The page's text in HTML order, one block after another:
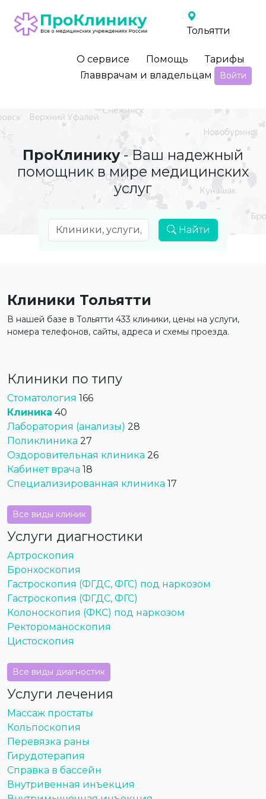
Тольятти
О сервисе Помощь
Тарифы
Главврачам и владельцам
Войти
ПроКлинику- Ваш надежный
помощник в мире медицинских
услуг
Найти
Клиники Тольятти
В нашей базе в Тольятти 433 клиники, цены на услуги,
номера телефонов, сайты, адреса и схемы проезда.
Клиники по типу
Стоматология 166
Клиника 40
Лаборатория (анализы) 28
Поликлиника 27
Оздоровительная клиника 26
Кабинет врача 18
Специализированная клиника 17
Все виды клиник
Услуги диагностики
Артроскопия
Бронхоскопия
Гастроскопия (ФГДС, ФГС) под наркозом
Гастроскопия (ФГДС, ФГС)
Колоноскопия (ФКС) под наркозом
Ректороманоскопия
Цистоскопия
Все виды диагностик
Услуги лечения
Массаж простаты
Кольпоскопия
Перевязка раны
Гирудотерапия
Справка в бассейн
Внутривенная инъекция